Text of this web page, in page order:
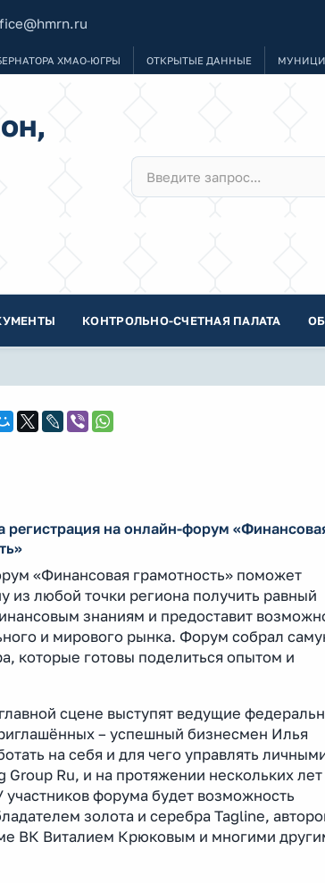
ХМАО-ЮГРЫ ОТКРЫТЫЕ ДАННЫЕ
КОНТРОЛЬНО-СЧЕТНАЯ ПАЛАТА
регистрация на онлайн-форум
«Финансовая грамотность» поможет
из любой точки региона получить равный
знаниям и предоставит
и мирового рынка. Форум собрал
которые готовы поделиться опытом и
сцене выступят ведущие
– успешный бизнесмен Илья
на себя и для чего управлять
Ru, и на протяжении нескольких лет
форума будет возможность
золота и серебра Tagline,
ВК Виталием Крюковым и многими